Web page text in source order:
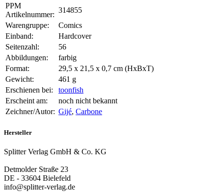
PPM
Artikelnummer:
314855
Warengruppe:
Comics
Einband:
Hardcover
Seitenzahl:
56
Abbildungen:
farbig
Format:
29,5 x 21,5 x 0,7 cm (HxBxT)
Gewicht:
461 g
Erschienen bei:
toonfish
Erscheint am:
noch nicht bekannt
Zeichner/Autor: Gijé, Carbone
Hersteller
Splitter Verlag GmbH & Co. KG
Detmolder Straße 23
DE - 33604 Bielefeld
info@splitter-verlag.de